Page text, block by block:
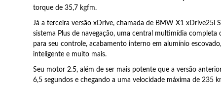
torque de 35,7 kgfm.
Já a terceira versão xDrive, chamada de BMW X1 xDrive25i
sistema Plus de navegação, uma central multimídia completa
para seu controle, acabamento interno em alumínio
inteligente e muito mais.
Seu motor 2.5, além de ser mais potente que a versão
6,5 segundos e chegando a uma velocidade máxima de 235